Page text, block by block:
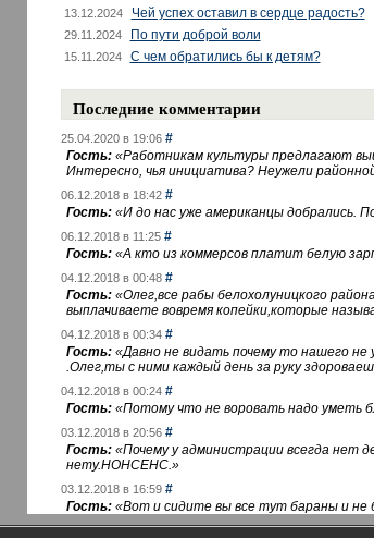
13.12.2024 Чей успех оставил в сердце радость?
29.11.2024 По пути доброй воли
15.11.2024 С чем обратились бы к детям?
Последние комментарии
25.04.2020 в 19:06 #
Гость: «Работникам культуры предлагают
Интересно, чья инициатива? Неужели
06.12.2018 в 18:42 #
Гость: «И до нас уже американцы добрались.
06.12.2018 в 11:25 #
Гость: «А кто из коммерсов платит белую
04.12.2018 в 00:48 #
Гость: «Олег,все рабы белохолуницкого
выплачиваете вовремя копейки,которые
04.12.2018 в 00:34 #
Гость: «Давно не видать почему то нашего
.Олег,ты с ними каждый день за руку
04.12.2018 в 00:24 #
Гость: «Потому что не воровать надо уметь
03.12.2018 в 20:56 #
Гость: «Почему у администрации всегда нет
нету.НОНСЕНС.»
03.12.2018 в 16:59 #
Гость: «Вот и сидите вы все тут бараны и не